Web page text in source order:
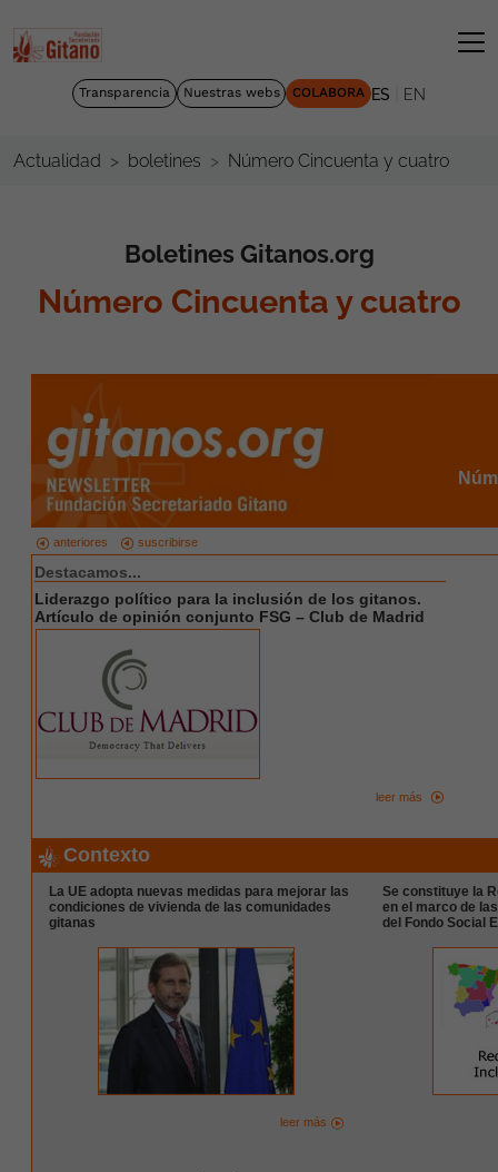
Transparencia Nuestras webs COLABORA ES EN
Actualidad boletines Número Cincuenta y cuatro
Boletines Gitanos.org
Número Cincuenta y cuatro
anteriores suscribirse
Destacamos...
Liderazgo político para la inclusión de los gitanos.
Artículo de opinión conjunto FSG – Club de Madrid
leer más
Contexto
La UE adopta nuevas medidas para mejorar las
condiciones de vivienda de las comunidades
gitanas
leer más
Se constituye la
en el marco de
del Fondo Social